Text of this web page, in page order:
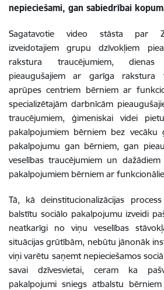
nepieciešami, gan sabiedrībai
Sagatavotie video stāsta par
izveidotajiem grupu dzīvokļiem
rakstura traucējumiem,
pieaugušajiem ar garīga rakstura
aprūpes centriem bērniem ar
specializētajām darbnīcām
traucējumiem, ģimeniskai videi
pakalpojumiem bērniem bez vecāku
pakalpojumu gan bērniem, gan
veselības traucējumiem un dažādiem
pakalpojumiem bērniem ar
Tā, kā deinstitucionalizācijas
balstītu sociālo pakalpojumu izveidi
neatkarīgi no viņu veselības
situācijas grūtībām, nebūtu jānonāk
viņi varētu saņemt nepieciešamos
savai dzīvesvietai, ceram ka
pakalpojumi sniegs atbalstu